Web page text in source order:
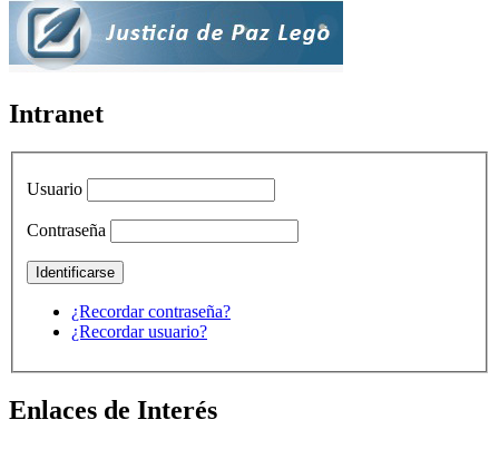
Intranet
Usuario
Contraseña
¿Recordar contraseña?
¿Recordar usuario?
Enlaces de Interés